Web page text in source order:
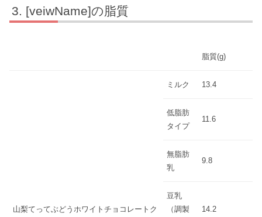
[veiwName]の脂質
脂質(g)
山梨てってぶどうホワイトチョコレートク
ミルク 13.4
低脂肪
タイプ
11.6
無脂肪
乳
9.8
豆乳
（調製
14.2